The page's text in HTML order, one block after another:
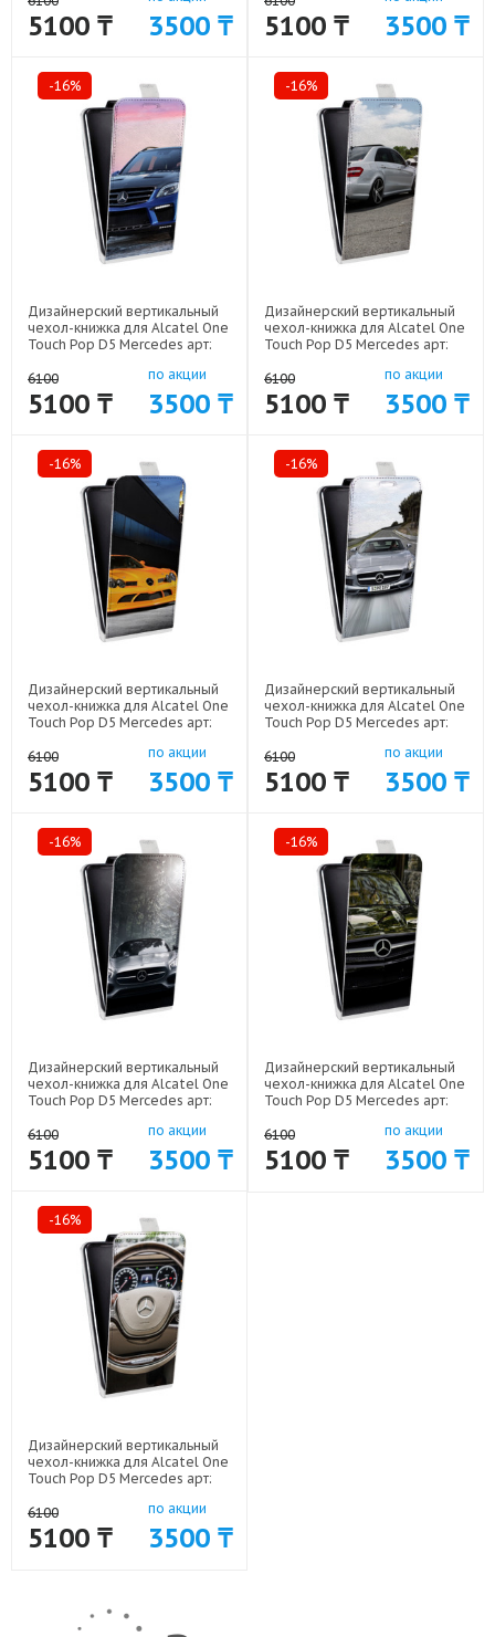
5100 ₸ 3500 ₸ 5100 ₸ 3500 ₸
-16%
Дизайнерский вертикальный
чехол-книжка для Alcatel One
Touch Pop D5 Mercedes арт:
6100
5100 ₸
по акции
3500 ₸
-16%
Дизайнерский вертикальный
чехол-книжка для Alcatel One
Touch Pop D5 Mercedes арт:
6100
5100 ₸
по акции
3500 ₸
-16%
Дизайнерский вертикальный
чехол-книжка для Alcatel One
Touch Pop D5 Mercedes арт:
6100
5100 ₸
по акции
3500 ₸
-16%
Дизайнерский вертикальный
чехол-книжка для Alcatel One
Touch Pop D5 Mercedes арт:
6100
5100 ₸
по акции
3500 ₸
-16%
Дизайнерский вертикальный
чехол-книжка для Alcatel One
Touch Pop D5 Mercedes арт:
6100
5100 ₸
по акции
3500 ₸
-16%
Дизайнерский вертикальный
чехол-книжка для Alcatel One
Touch Pop D5 Mercedes арт:
6100
5100 ₸
по акции
3500 ₸
-16%
Дизайнерский вертикальный
чехол-книжка для Alcatel One
Touch Pop D5 Mercedes арт:
6100
5100 ₸
по акции
3500 ₸